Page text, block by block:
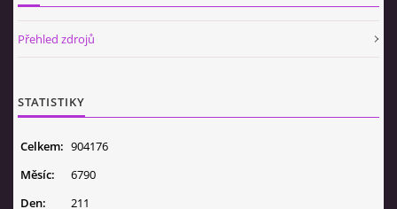
Přehled zdrojů
STATISTIKY
Celkem: 904176
Měsíc:
6790
Den:
211